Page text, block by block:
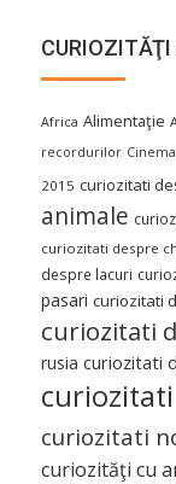
CURIOZITĂŢI
Africa Alimentaţie
recordurilor
2015 curiozitati
animale
curiozitati despre
despre lacuri
pasari curiozitati
curiozitati
rusia curiozitati
curiozitati
curiozităţi cu